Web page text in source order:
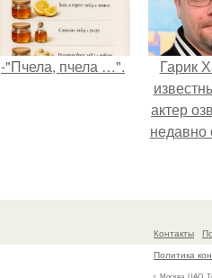
-"Пчела, пчела …".
Гарик
актер
недавно
над
Контакты
Политика
г. Москва, ЦАО,